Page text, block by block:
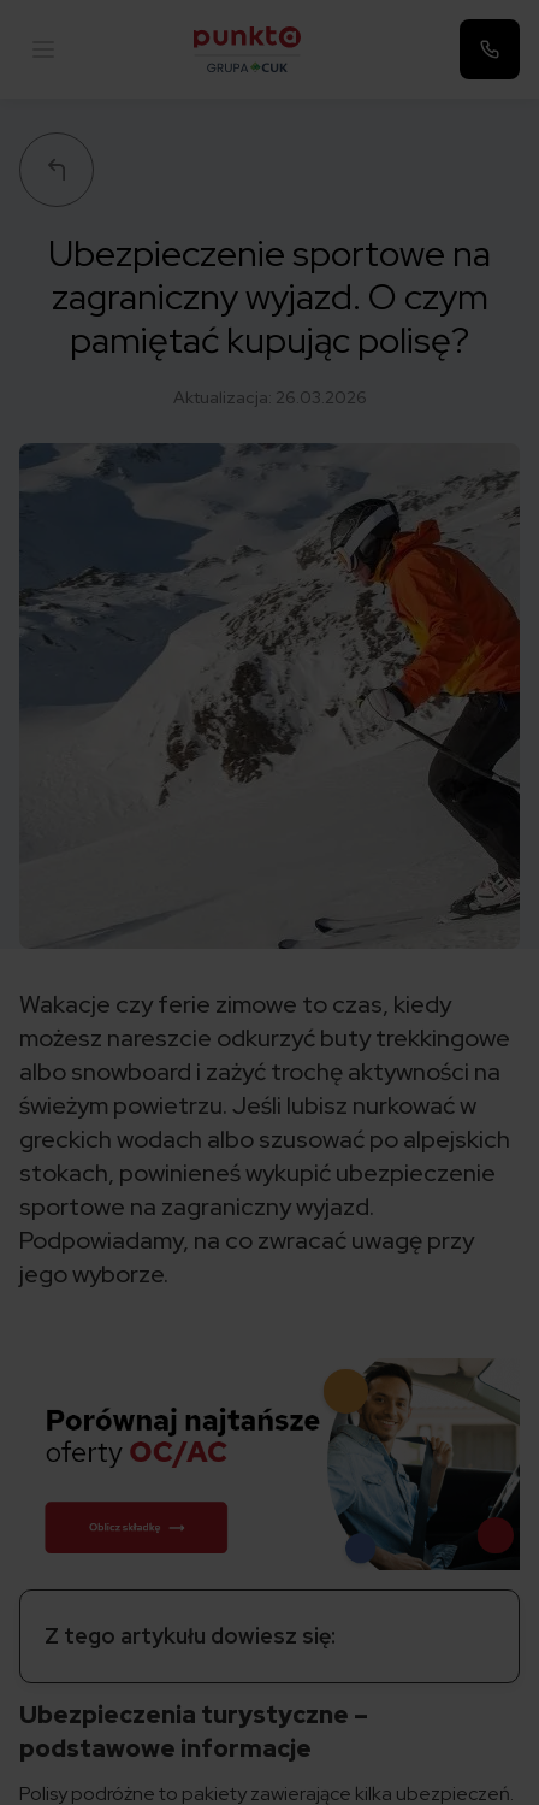
Ubezpieczenie sportowe na
zagraniczny wyjazd. O czym
pamiętać kupując polisę?
Aktualizacja: 26.03.2026
Wakacje czy ferie zimowe to czas, kiedy
możesz nareszcie odkurzyć buty trekkingowe
albo snowboard i zażyć trochę aktywności na
świeżym powietrzu. Jeśli lubisz nurkować w
greckich wodach albo szusować po alpejskich
stokach, powinieneś wykupić ubezpieczenie
sportowe na zagraniczny wyjazd.
Podpowiadamy, na co zwracać uwagę przy
jego wyborze.
Z tego artykułu dowiesz się:
Ubezpieczenia turystyczne –
podstawowe informacje
Polisy podróżne to pakiety zawierające kilka ubezpieczeń.